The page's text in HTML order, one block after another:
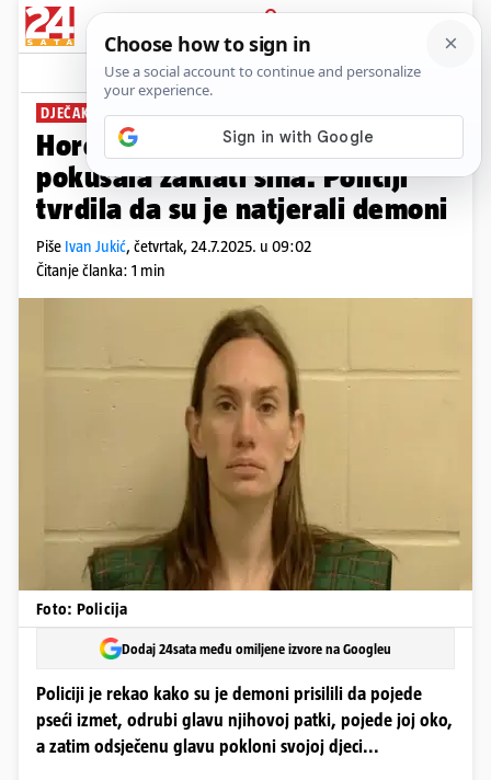
PRIJAVA
News Komentari
DJEČAK NIJE ŽIVOTNO UGROŽEN
Horor priča iz SAD-a! Majka
pokušala zaklati sina. Policiji
tvrdila da su je natjerali demoni
Piše Ivan Jukić, četvrtak, 24.7.2025. u 09:02
Čitanje članka: 1 min
Foto: Policija
Dodaj 24sata među omiljene izvore na Googleu
Policiji je rekao kako su je demoni prisilili da pojede
pseći izmet, odrubi glavu njihovoj patki, pojede joj oko,
a zatim odsječenu glavu pokloni svojoj djeci...